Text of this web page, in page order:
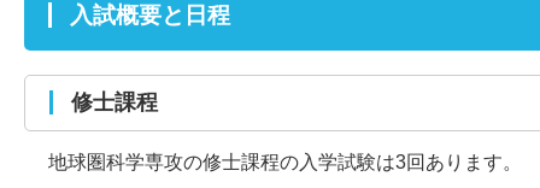
入試概要と日程
修士課程
地球圏科学専攻の修士課程の入学試験は3回あります。